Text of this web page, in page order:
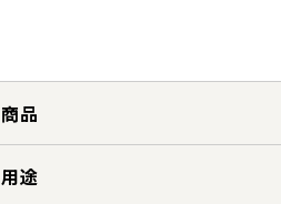
商品
用途